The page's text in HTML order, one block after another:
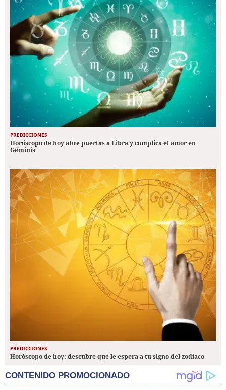
PREDICCIONES
Horóscopo de hoy abre puertas a Libra y complica el amor en
Géminis
PREDICCIONES
Horóscopo de hoy: descubre qué le espera a tu signo del zodiaco
CONTENIDO PROMOCIONADO